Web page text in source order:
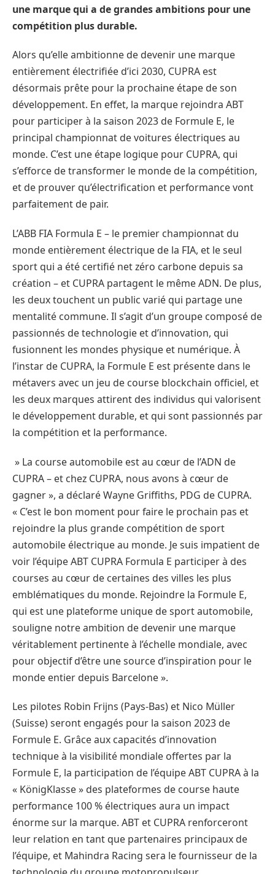
une marque qui a de grandes ambitions pour une
compétition plus durable.
Alors qu’elle ambitionne de devenir une marque
entièrement électrifiée d’ici 2030, CUPRA est
désormais prête pour la prochaine étape de son
développement. En effet, la marque rejoindra ABT
pour participer à la saison 2023 de Formule E, le
principal championnat de voitures électriques au
monde. C’est une étape logique pour CUPRA, qui
s’efforce de transformer le monde de la compétition,
et de prouver qu’électrification et performance vont
parfaitement de pair.
L’ABB FIA Formula E – le premier championnat du
monde entièrement électrique de la FIA, et le seul
sport qui a été certifié net zéro carbone depuis sa
création – et CUPRA partagent le même ADN. De plus,
les deux touchent un public varié qui partage une
mentalité commune. Il s’agit d’un groupe composé de
passionnés de technologie et d’innovation, qui
fusionnent les mondes physique et numérique. À
l’instar de CUPRA, la Formule E est présente dans le
métavers avec un jeu de course blockchain officiel, et
les deux marques attirent des individus qui valorisent
le développement durable, et qui sont passionnés par
la compétition et la performance.
» La course automobile est au cœur de l’ADN de
CUPRA – et chez CUPRA, nous avons à cœur de
gagner », a déclaré Wayne Griffiths, PDG de CUPRA.
« C’est le bon moment pour faire le prochain pas et
rejoindre la plus grande compétition de sport
automobile électrique au monde. Je suis impatient de
voir l’équipe ABT CUPRA Formula E participer à des
courses au cœur de certaines des villes les plus
emblématiques du monde. Rejoindre la Formule E,
qui est une plateforme unique de sport automobile,
souligne notre ambition de devenir une marque
véritablement pertinente à l’échelle mondiale, avec
pour objectif d’être une source d’inspiration pour le
monde entier depuis Barcelone ».
Les pilotes Robin Frijns (Pays-Bas) et Nico Müller
(Suisse) seront engagés pour la saison 2023 de
Formule E. Grâce aux capacités d’innovation
technique à la visibilité mondiale offertes par la
Formule E, la participation de l’équipe ABT CUPRA à la
« KönigKlasse » des plateformes de course haute
performance 100 % électriques aura un impact
énorme sur la marque. ABT et CUPRA renforceront
leur relation en tant que partenaires principaux de
l’équipe, et Mahindra Racing sera le fournisseur de la